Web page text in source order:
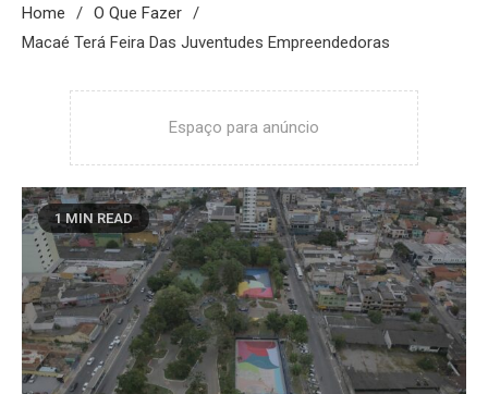
Home
O Que Fazer
Macaé Terá Feira Das Juventudes Empreendedoras
Espaço para anúncio
1 MIN READ